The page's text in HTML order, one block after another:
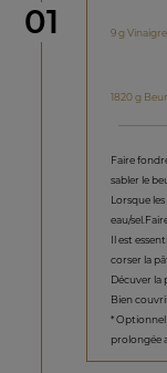
étape
01 9 g
1820 g
Faire
sabler le
Lorsque
eau/
Il est
corser la
Décuver la
Bien
* Optionnel
prolongée